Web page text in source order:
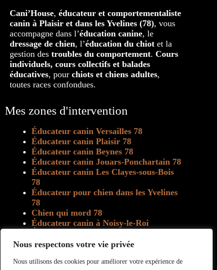
Nous respectons votre vie privée
Nous utilisons des cookies pour améliorer votre expérience de
Cani’House, éducateur et comportementaliste
canin à Plaisir et dans les Yvelines (78), vous
accompagne dans l’éducation canine, le
dressage de chien, l’éducation du chiot et la
gestion des troubles du comportement. Cours
individuels, cours collectifs et balades
éducatives, pour chiots et chiens adultes,
toutes races confondues.
Mes zones d'intervention
Éducateur canin Versailles 78
Éducateur canin Plaisir 78
Éducateur canin Beynes 78
Éducateur canin Jouars-Ponchartain 78
Éducateur canin Les Clayes-sous-Bois
78
Éducateur pour chien dans les Yvelines
78
Chien qui mord 78
Éducateur canin à Noisy-le-Roi
Educateur canin à Villepreux
Rééducation chien 78
Education canine positive